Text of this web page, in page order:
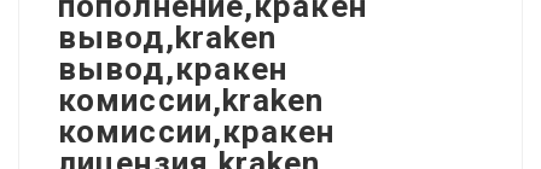
вывод,kraken
вывод,кракен
комиссии,kraken
комиссии,кракен